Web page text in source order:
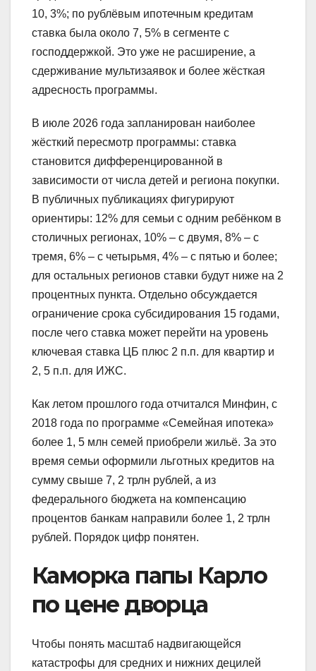
10, 3%; по рублёвым ипотечным кредитам
ставка была около 7, 5% в сегменте с
господдержкой. Это уже не расширение, а
сдерживание мультизаявок и более жёсткая
адресность программы.
В июле 2026 года запланирован наиболее
жёсткий пересмотр программы: ставка
становится дифференцированной в
зависимости от числа детей и региона покупки.
В публичных публикациях фигурируют
ориентиры: 12% для семьи с одним ребёнком в
столичных регионах, 10% – с двумя, 8% – с
тремя, 6% – с четырьмя, 4% – с пятью и более;
для остальных регионов ставки будут ниже на 2
процентных пункта. Отдельно обсуждается
ограничение срока субсидирования 15 годами,
после чего ставка может перейти на уровень
ключевая ставка ЦБ плюс 2 п.п. для квартир и
2, 5 п.п. для ИЖС.
Как летом прошлого года отчитался Минфин, с
2018 года по программе «Семейная ипотека»
более 1, 5 млн семей приобрели жильё. За это
время семьи оформили льготных кредитов на
сумму свыше 7, 2 трлн рублей, а из
федерального бюджета на компенсацию
процентов банкам направили более 1, 2 трлн
рублей. Порядок цифр понятен.
Каморка папы Карло
по цене дворца
Чтобы понять масштаб надвигающейся
катастрофы для средних и нижних децилей